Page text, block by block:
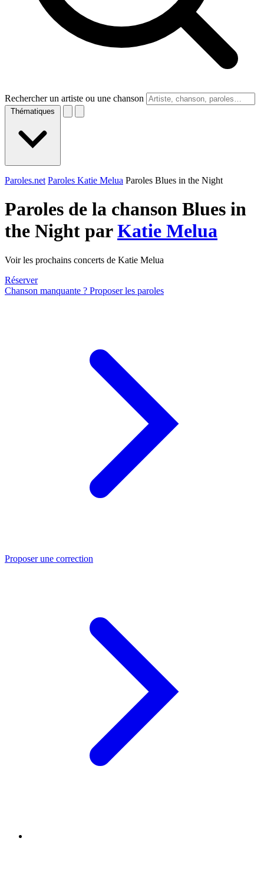
Rechercher un artiste ou une chanson
Thématiques
Paroles.net Paroles Katie Melua Paroles Blues in the Night
Paroles de la chanson Blues in
the Night parKatie Melua
Voir les prochains concerts de Katie Melua
Réserver
Chanson manquante ? Proposer les paroles
Proposer une correction